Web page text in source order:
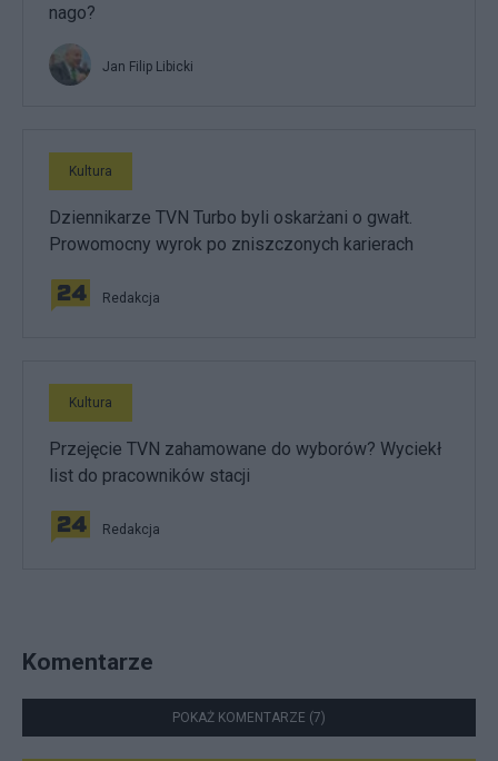
nago?
Jan Filip Libicki
Kultura
Dziennikarze TVN Turbo byli oskarżani o gwałt.
Prowomocny wyrok po zniszczonych karierach
Redakcja
Kultura
Przejęcie TVN zahamowane do wyborów? Wyciekł
list do pracowników stacji
Redakcja
Komentarze
POKAŻ KOMENTARZE (7)